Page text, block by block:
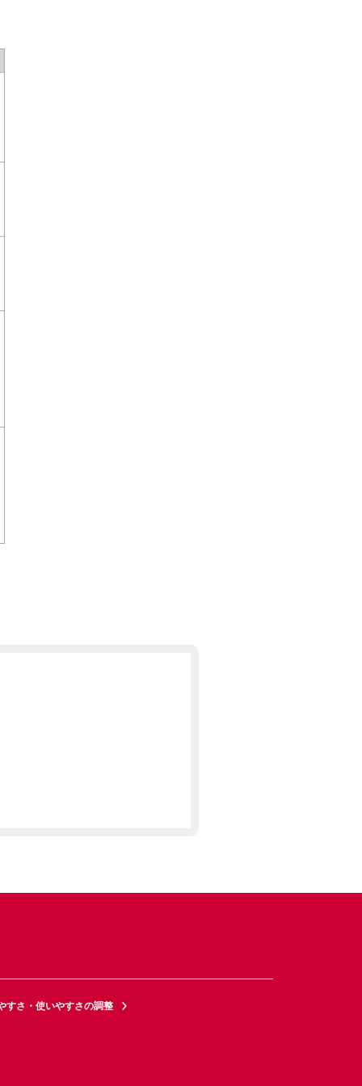
すさ・使いやすさの調整